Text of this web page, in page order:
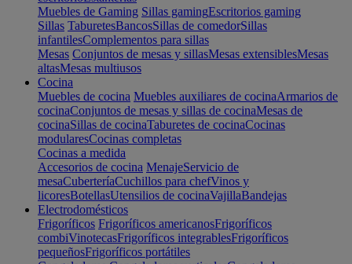
Muebles de Gaming Sillas gamingEscritorios gaming
Sillas TaburetesBancosSillas de comedorSillas
infantilesComplementos para sillas
Mesas Conjuntos de mesas y sillasMesas extensiblesMesas
altasMesas multiusos
Cocina
Muebles de cocina Muebles auxiliares de cocinaArmarios de
cocinaConjuntos de mesas y sillas de cocinaMesas de
cocinaSillas de cocinaTaburetes de cocinaCocinas
modularesCocinas completas
Cocinas a medida
Accesorios de cocina MenajeServicio de
mesaCuberteríaCuchillos para chefVinos y
licoresBotellasUtensilios de cocinaVajillaBandejas
Electrodomésticos
Frigoríficos Frigoríficos americanosFrigoríficos
combiVinotecasFrigoríficos integrablesFrigoríficos
pequeñosFrigoríficos portátiles